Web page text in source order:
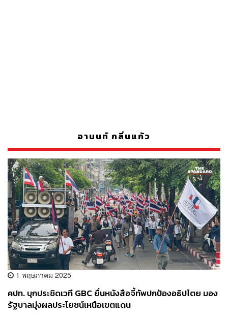
อานนท์ กลิ่นแก้ว
1 พฤษภาคม 2025
คปท. บุกประชิดเวที GBC ยื่นหนังสือจี้ทัพปกป้องอธิปไตย มอง
รัฐบาลมุ่งผลประโยชน์เหนือเขตแดน